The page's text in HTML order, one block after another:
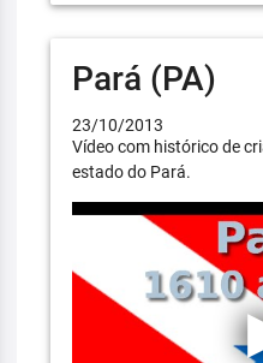
Pará (PA)
23/10/2013
Vídeo com histórico de
estado do Pará.